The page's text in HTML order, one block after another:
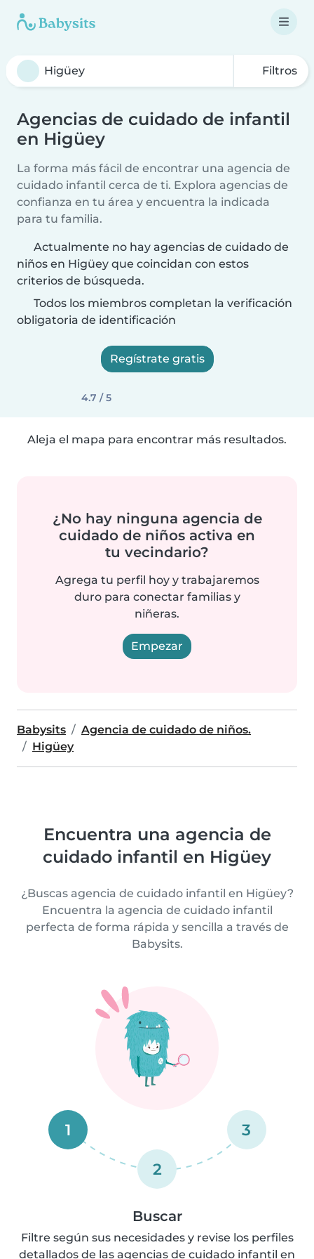
Filtros
Agencias de cuidado de infantil
en Higüey
La forma más fácil de encontrar una agencia de
cuidado infantil cerca de ti. Explora agencias de
confianza en tu área y encuentra la indicada
para tu familia.
Actualmente no hay agencias de cuidado de
niños en Higüey que coincidan con estos
criterios de búsqueda.
Todos los miembros completan la verificación
obligatoria de identificación
Regístrate gratis
4.7 / 5
Aleja el mapa para encontrar más resultados.
¿No hay ninguna agencia de
cuidado de niños activa en
tu vecindario?
Agrega tu perfil hoy y trabajaremos
duro para conectar familias y
niñeras.
Empezar
Babysits
Agencia de cuidado de niños.
Higüey
Encuentra una agencia de
cuidado infantil en Higüey
¿Buscas agencia de cuidado infantil en Higüey?
Encuentra la agencia de cuidado infantil
perfecta de forma rápida y sencilla a través de
Babysits.
1
2
3
Buscar
Filtre según sus necesidades y revise los perfiles
detallados de las agencias de cuidado infantil en